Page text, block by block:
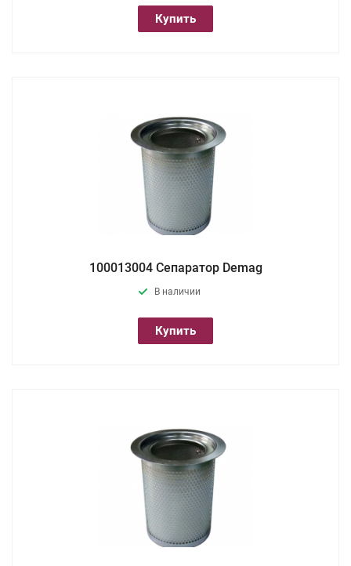
Купить
100013004 Сепаратор Demag
В наличии
Купить